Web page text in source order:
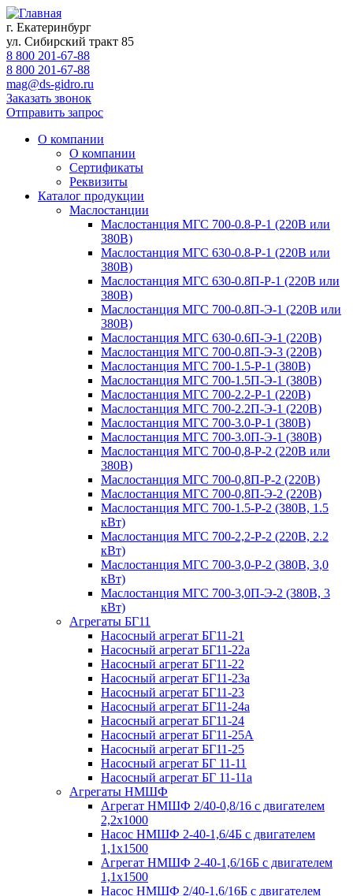
г. Екатеринбург
ул. Сибирский тракт 85
8 800 201-67-88
8 800 201-67-88
mag@ds-gidro.ru
Заказать звонок
Отправить запрос
О компании
О компании
Сертификаты
Реквизиты
Каталог продукции
Маслостанции
Маслостанция МГС 700-0.8-Р-1 (220В или
380В)
Маслостанция МГС 630-0.8-Р-1 (220В или
380В)
Маслостанция МГС 630-0.8П-Р-1 (220В или
380В)
Маслостанция МГС 700-0.8П-Э-1 (220В или
380В)
Маслостанция МГС 630-0.6П-Э-1 (220В)
Маслостанция МГС 700-0.8П-Э-3 (220В)
Маслостанция МГС 700-1.5-Р-1 (380В)
Маслостанция МГС 700-1.5П-Э-1 (380В)
Маслостанция МГС 700-2.2-Р-1 (220В)
Маслостанция МГС 700-2.2П-Э-1 (220В)
Маслостанция МГС 700-3.0-Р-1 (380В)
Маслостанция МГС 700-3.0П-Э-1 (380В)
Маслостанция МГС 700-0,8-Р-2 (220В или
380В)
Маслостанция МГС 700-0,8П-Р-2 (220В)
Маслостанция МГС 700-0,8П-Э-2 (220В)
Маслостанция МГС 700-1.5-Р-2 (380В, 1.5
кВт)
Маслостанция МГС 700-2,2-Р-2 (220В, 2.2
кВт)
Маслостанция МГС 700-3,0-Р-2 (380В, 3,0
кВт)
Маслостанция МГС 700-3,0П-Э-2 (380В, 3
кВт)
Агрегаты БГ11
Насосный агрегат БГ11-21
Насосный агрегат БГ11-22а
Насосный агрегат БГ11-22
Насосный агрегат БГ11-23а
Насосный агрегат БГ11-23
Насосный агрегат БГ11-24а
Насосный агрегат БГ11-24
Насосный агрегат БГ11-25А
Насосный агрегат БГ11-25
Насосный агрегат БГ 11-11
Насосный агрегат БГ 11-11а
Агрегаты НМШФ
Агрегат НМШФ 2/40-0,8/16 с двигателем
2,2х1000
Насос НМШФ 2-40-1,6/4Б с двигателем
1,1х1500
Агрегат НМШФ 2-40-1,6/16Б с двигателем
1,1х1500
Насос НМШФ 2/40-1,6/16Б с двигателем